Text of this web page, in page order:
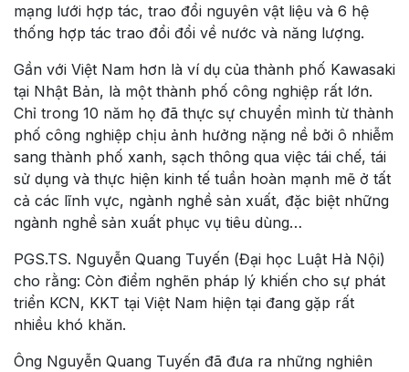
mạng lưới hợp tác, trao đổi nguyên vật liệu và 6 hệ
thống hợp tác trao đổi đổi về nước và năng lượng.
Gần với Việt Nam hơn là ví dụ của thành phố Kawasaki
tại Nhật Bản, là một thành phố công nghiệp rất lớn.
Chỉ trong 10 năm họ đã thực sự chuyển mình từ thành
phố công nghiệp chịu ảnh hưởng nặng nề bởi ô nhiễm
sang thành phố xanh, sạch thông qua việc tái chế, tái
sử dụng và thực hiện kinh tế tuần hoàn mạnh mẽ ở tất
cả các lĩnh vực, ngành nghề sản xuất, đặc biệt những
ngành nghề sản xuất phục vụ tiêu dùng…
PGS.TS. Nguyễn Quang Tuyến (Đại học Luật Hà Nội)
cho rằng: Còn điểm nghẽn pháp lý khiến cho sự phát
triển KCN, KKT tại Việt Nam hiện tại đang gặp rất
nhiều khó khăn.
Ông Nguyễn Quang Tuyến đã đưa ra những nghiên